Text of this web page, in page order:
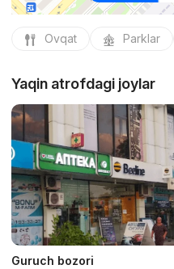
Ovqat Parklar
Yaqin atrofdagi joylar
Guruch bozori